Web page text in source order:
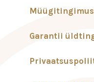
Garantii